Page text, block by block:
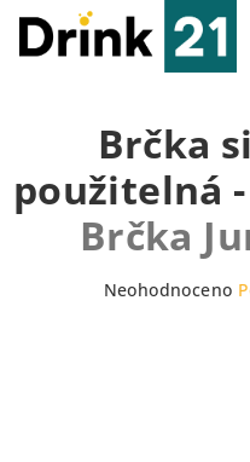
obsah
Brčka
použitelná
Brčka
Průměrné
Neohodnoceno